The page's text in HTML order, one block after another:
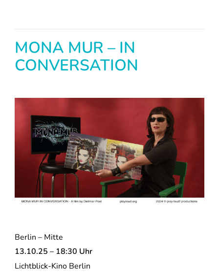
MONA MUR – IN
CONVERSATION
Berlin – Mitte
13.10.25 – 18:30 Uhr
Lichtblick-Kino Berlin